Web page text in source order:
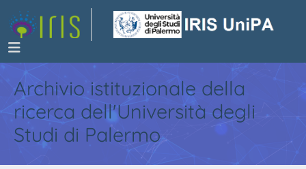
Archivio istituzionale della
ricerca dell'Università degli
Studi di Palermo